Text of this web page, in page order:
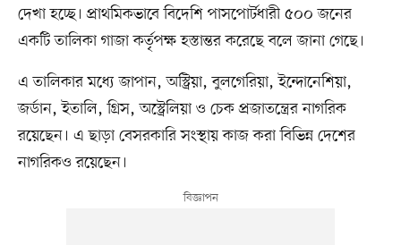
দেখা হচ্ছে। প্রাথমিকভাবে বিদেশি পাসপোর্টধারী ৫০০ জনের
একটি তালিকা গাজা কর্তৃপক্ষ হস্তান্তর করেছে বলে জানা গেছে।
এ তালিকার মধ্যে জাপান, অস্ট্রিয়া, বুলগেরিয়া, ইন্দোনেশিয়া,
জর্ডান, ইতালি, গ্রিস, অস্ট্রেলিয়া ও চেক প্রজাতন্ত্রের নাগরিক
রয়েছেন। এ ছাড়া বেসরকারি সংস্থায় কাজ করা বিভিন্ন দেশের
নাগরিকও রয়েছেন।